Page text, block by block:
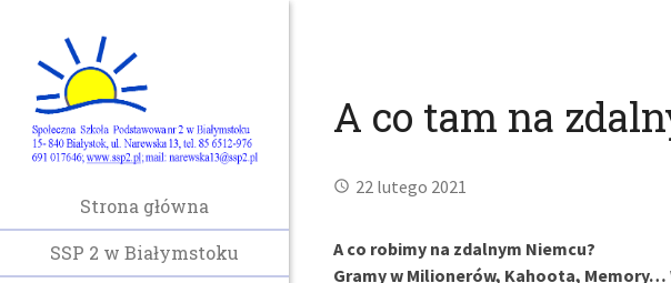
Strona główna
SSP 2 w Białymstoku
A co tam na
22 lutego 2021
A co robimy na zdalnym Niemcu?
Gramy w Milionerów, Kahoota,